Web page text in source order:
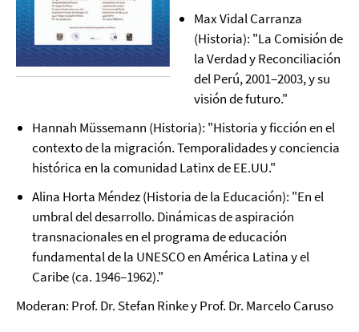
Max Vidal Carranza
(Historia): "La Comisión de
la Verdad y Reconciliación
del Perú, 2001–2003, y su
visión de futuro."
Hannah Müssemann (Historia): "Historia y ficción en el
contexto de la migración. Temporalidades y conciencia
histórica en la comunidad Latinx de EE.UU."
Alina Horta Méndez (Historia de la Educación): "En el
umbral del desarrollo. Dinámicas de aspiración
transnacionales en el programa de educación
fundamental de la UNESCO en América Latina y el
Caribe (ca. 1946–1962)."
Moderan: Prof. Dr. Stefan Rinke y Prof. Dr. Marcelo Caruso